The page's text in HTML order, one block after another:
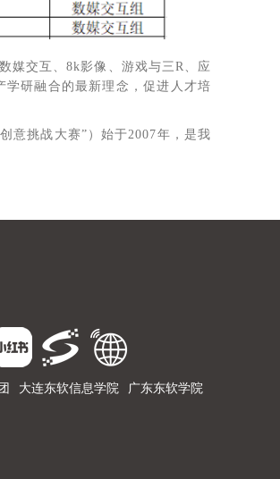
媒交互、8k影像、游戏与三R、应
研融合的最新理念，促进人才培
意挑战大赛”）始于2007年，是我
大连东软信息学院 广东东软学院